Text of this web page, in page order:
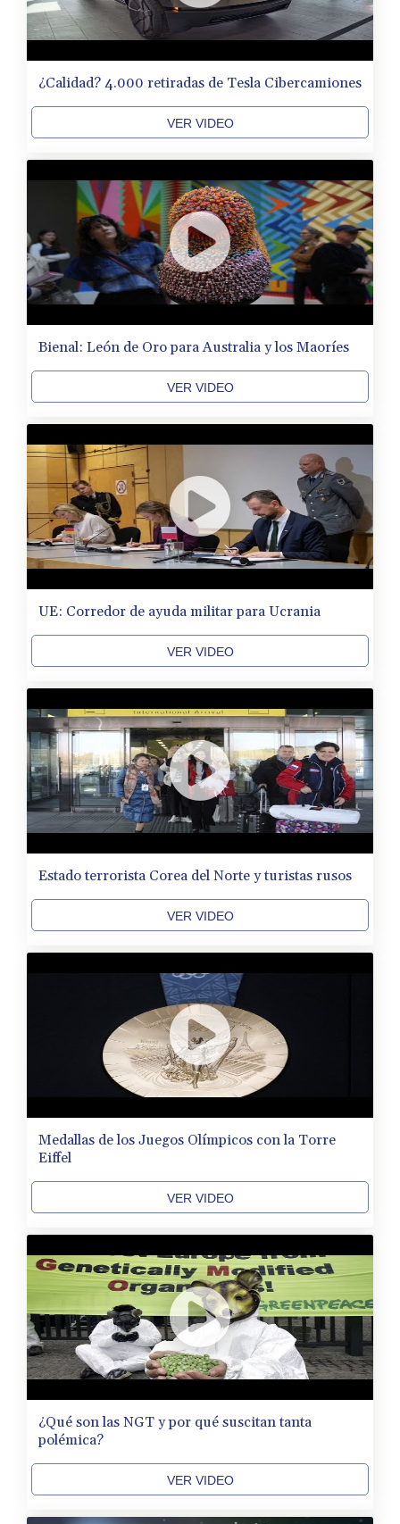
¿Calidad? 4.000 retiradas de Tesla Cibercamiones
VER VIDEO
Bienal: León de Oro para Australia y los Maoríes
VER VIDEO
UE: Corredor de ayuda militar para Ucrania
VER VIDEO
Estado terrorista Corea del Norte y turistas rusos
VER VIDEO
Medallas de los Juegos Olímpicos con la Torre
Eiffel
VER VIDEO
¿Qué son las NGT y por qué suscitan tanta
polémica?
VER VIDEO